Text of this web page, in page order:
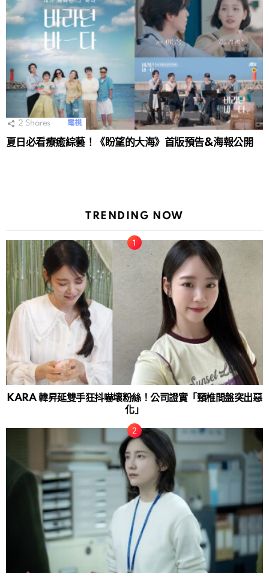
2 Shares 電視
夏日必看療癒綜藝！《盼望的大海》首版預告&海報公開
TRENDING NOW
KARA 韓昇延雙手狂抖嚇壞粉絲！公司證實「頸椎間盤突出惡
化」